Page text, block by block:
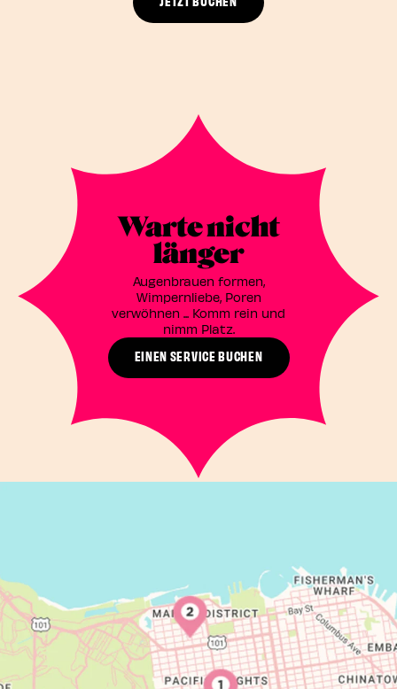
Warte nicht
länger
Augenbrauen formen,
Wimpernliebe, Poren
verwöhnen ... Komm rein und
nimm Platz.
EINEN SERVICE BUCHEN